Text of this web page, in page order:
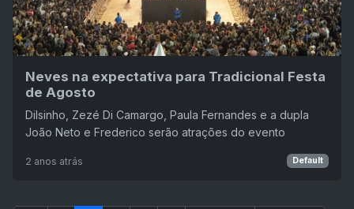
Neves na expectativa para Tradicional Festa
de Agosto
Dilsinho, Zezé Di Camargo, Paula Fernandes e a dupla
João Neto e Frederico serão atrações do evento
2 anos atrás Default